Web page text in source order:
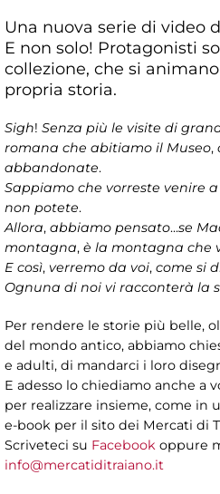
Una nuova serie di video
E non solo! Protagonisti
collezione, che si
propria storia.
Sigh! Senza più le visite di
romana che abitiamo il Museo,
abbandonate.
Sappiamo che vorreste venire
non potete.
Allora, abbiamo pensato...se
montagna, è la montagna che
E così, verremo da voi, come si
Ognuna di noi vi racconterà la
Per rendere le storie più belle,
del mondo antico, abbiamo
e adulti, di mandarci i loro
E adesso lo chiediamo anche a
per realizzare insieme, come in
e-book per il sito dei Mercati di
Scriveteci su Facebook oppure
info@mercatiditraiano.it